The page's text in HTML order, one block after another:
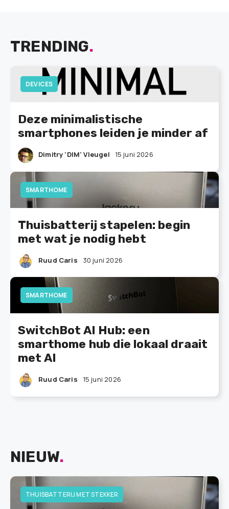
TRENDING.
DEVICES
Deze minimalistische
smartphones leiden je minder af
Dimitry 'DIM' Vleugel 15 juni 2026
SMARTHOME
Thuisbatterij stapelen: begin
met wat je nodig hebt
Ruud Caris 30 juni 2026
SMARTHOME
SwitchBot AI Hub: een
smarthome hub die lokaal draait
met AI
Ruud Caris 15 juni 2026
NIEUW.
THUISBATTERIJ MET STEKKER